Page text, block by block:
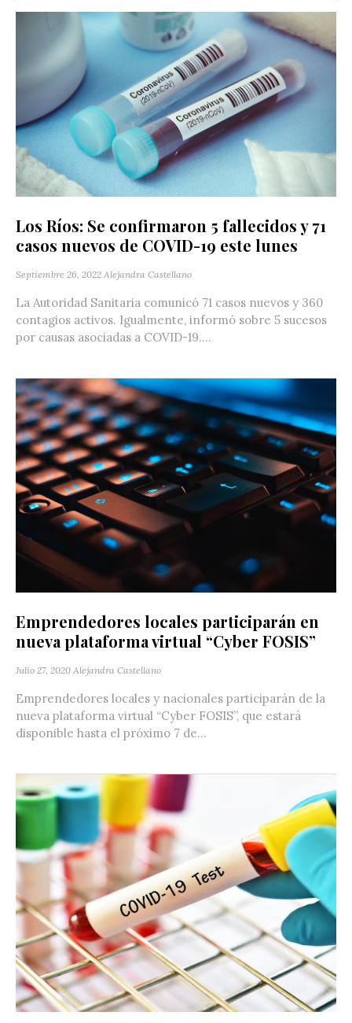
Los Ríos: Se confirmaron 5 fallecidos y 71
casos nuevos de COVID-19 este lunes
Septiembre 26, 2022 Alejandra Castellano
La Autoridad Sanitaria comunicó 71 casos nuevos y 360
contagios activos. Igualmente, informó sobre 5 sucesos
por causas asociadas a COVID-19....
Emprendedores locales participarán en
nueva plataforma virtual “Cyber FOSIS”
Julio 27, 2020 Alejandra Castellano
Emprendedores locales y nacionales participarán de la
nueva plataforma virtual “Cyber FOSIS”, que estará
disponible hasta el próximo 7 de...